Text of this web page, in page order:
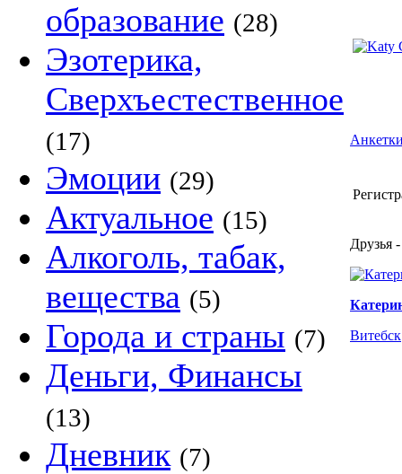
образование (28)
Эзотерика,
Сверхъестественное
(17)
Эмоции (29)
Актуальное (15)
Алкоголь, табак,
вещества (5)
Города и страны (7)
Деньги, Финансы
(13)
Дневник (7)
Друзья
Витебск